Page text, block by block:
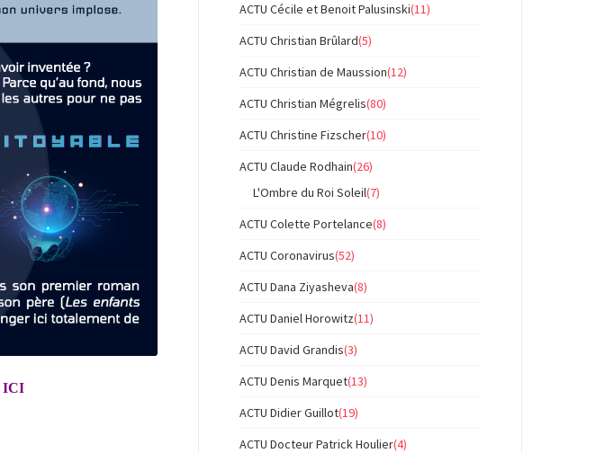
ICI
ACTU Cécile et Benoit Palusinski(11)
ACTU Christian Brûlard(5)
ACTU Christian de Maussion(12)
ACTU Christian Mégrelis(80)
ACTU Christine Fizscher(10)
ACTU Claude Rodhain(26)
L'Ombre du Roi Soleil(7)
ACTU Colette Portelance(8)
ACTU Coronavirus(52)
ACTU Dana Ziyasheva(8)
ACTU Daniel Horowitz(11)
ACTU David Grandis(3)
ACTU Denis Marquet(13)
ACTU Didier Guillot(19)
ACTU Docteur Patrick Houlier(4)